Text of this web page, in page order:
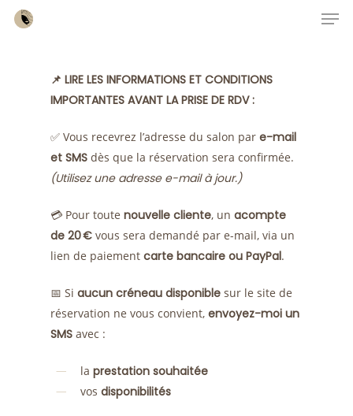
Skip
📌 LIRE LES INFORMATIONS ET CONDITIONS
IMPORTANTES AVANT LA PRISE DE RDV :
✅ Vous recevrez l’adresse du salon pare-mail
et SMS dès que la réservation sera confirmée.
(Utilisez une adresse e-mail à jour.)
💳 Pour toutenouvelle cliente, unacompte
de 20 € vous sera demandé par e-mail, via un
lien de paiementcarte bancaire ou PayPal.
📅 Siaucun créneau disponible sur le site de
réservation ne vous convient,envoyez-moi un
SMS avec :
laprestation souhaitée
vosdisponibilités